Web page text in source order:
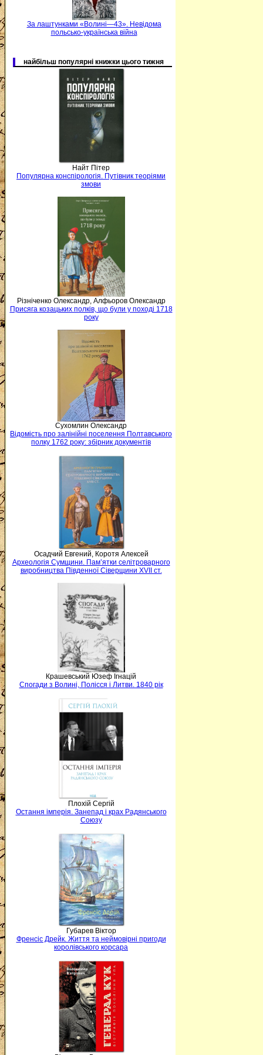
За лаштунками «Волині—43». Невідома
польсько-українська війна
найбільш популярні книжки цього тижня
Найт Пітер
Популярна конспірологія. Путівник теоріями
змови
Різніченко Олександр, Алфьоров Олександр
Присяга козацьких полків, що були у поході 1718
року
Сухомлин Олександр
Відомість про залінійні поселення Полтавського
полку 1762 року: збірник документів
Осадчий Евгений, Коротя Алексей
Археологія Сумщини. Пам’ятки селітроварного
виробництва Південної Сіверщини XVII ст.
Крашевський Юзеф Ігнацій
Спогади з Волині, Полісся і Литви. 1840 рік
Плохій Сергій
Остання імперія. Занепад і крах Радянського
Союзу
Губарев Віктор
Френсіс Дрейк. Життя та неймовірні пригоди
королівського корсара